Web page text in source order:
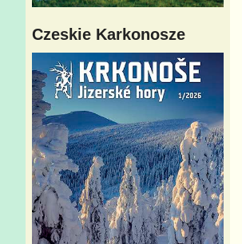
Czeskie Karkonosze